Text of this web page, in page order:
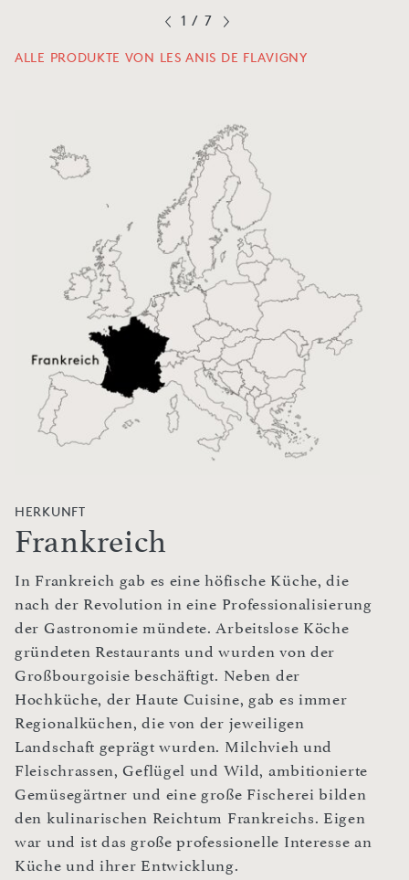
1 / 7
ALLE PRODUKTE VON LES ANIS DE FLAVIGNY
HERKUNFT
Frankreich
In Frankreich gab es eine höfische Küche, die
nach der Revolution in eine Professionalisierung
der Gastronomie mündete. Arbeitslose Köche
gründeten Restaurants und wurden von der
Großbourgoisie beschäftigt. Neben der
Hochküche, der Haute Cuisine, gab es immer
Regionalküchen, die von der jeweiligen
Landschaft geprägt wurden. Milchvieh und
Fleischrassen, Geflügel und Wild, ambitionierte
Gemüsegärtner und eine große Fischerei bilden
den kulinarischen Reichtum Frankreichs. Eigen
war und ist das große professionelle Interesse an
Küche und ihrer Entwicklung.